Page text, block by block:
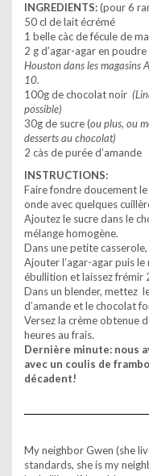
INGREDIENTS:(pour 6
50 cl de lait écrémé
1 belle càc de fécule de
2 g d’agar-agar en
Houston dans les magasins
10.
100g de chocolat noir
possible)
30g de sucre (ou plus, ou
desserts au chocolat)
2 càs de purée d’amande
INSTRUCTIONS:
Faire fondre doucement
onde avec quelques
Ajoutez le sucre dans le
mélange homogène.
Dans une petite
Ajouter l’agar-agar puis
ébullition et laissez frémir
Dans un blender, mettez
d’amande et le chocolat
Versez la crème obtenue
heures au frais.
Dernière minute: nous
avec un coulis de
décadent!
My neighbor Gwen (she
standards, she is my